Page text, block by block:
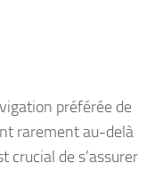
préférée de
rarement au-delà
crucial de s’assurer